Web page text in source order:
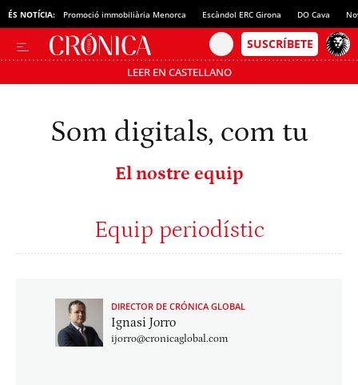
ÉS NOTÍCIA: Promoció immobiliària Menorca Escàndol ERC Girona DO Cava
LEER EN CASTELLANO
Som digitals, com tu
El nostre equip
Equip periodístic
DIRECTOR DE CRÓNICA GLOBAL
Ignasi Jorro
ijorro@cronicaglobal.com